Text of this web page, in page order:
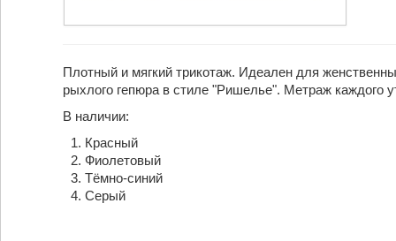
Плотный и мягкий трикотаж. Идеален для
рыхлого гепюра в стиле "Ришелье". Метраж каждого
В наличии:
Красный
Фиолетовый
Тёмно-синий
Серый